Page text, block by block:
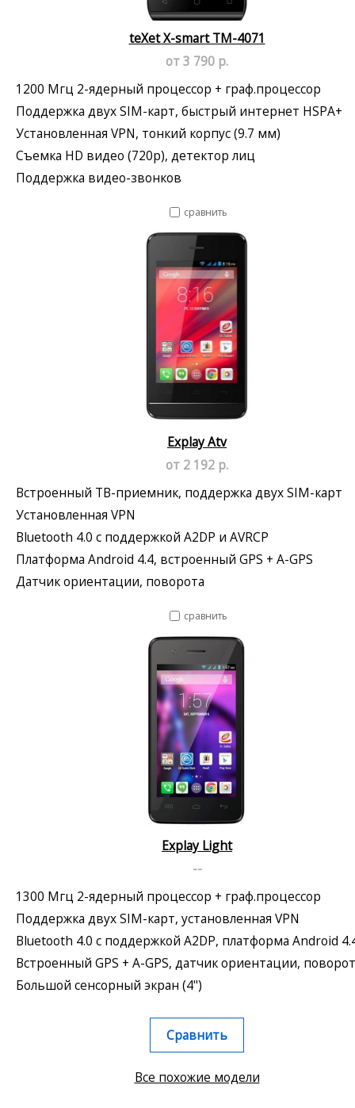
teXet X-smart TM-4071
от 3 790 р.
1200 Мгц 2-ядерный процессор + граф.процессор
Поддержка двух SIM-карт, быстрый интернет HSPA+
Установленная VPN, тонкий корпус (9.7 мм)
Съемка HD видео (720p), детектор лиц
Поддержка видео-звонков
сравнить
Explay Atv
от 2 192 р.
Встроенный ТВ-приемник, поддержка двух SIM-карт
Установленная VPN
Bluetooth 4.0 с поддержкой A2DP и AVRCP
Платформа Android 4.4, встроенный GPS + A-GPS
Датчик ориентации, поворота
сравнить
Explay Light
--
1300 Мгц 2-ядерный процессор + граф.процессор
Поддержка двух SIM-карт, установленная VPN
Bluetooth 4.0 с поддержкой A2DP, платформа Android
Встроенный GPS + A-GPS, датчик ориентации,
Большой сенсорный экран (4")
Сравнить
Все похожие модели